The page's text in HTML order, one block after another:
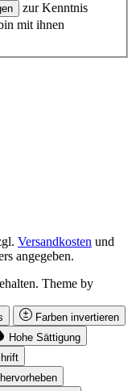
zur Kenntnis
mit ihnen
Versandkosten und
angegeben.
Theme by
Farben invertieren
Hohe Sättigung